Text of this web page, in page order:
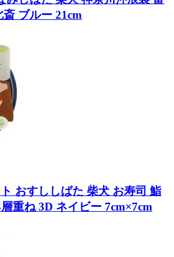
ブルー 21cm
おすししばた 柴犬 お寿司 鮨
重ね 3D ネイビー 7cm×7cm